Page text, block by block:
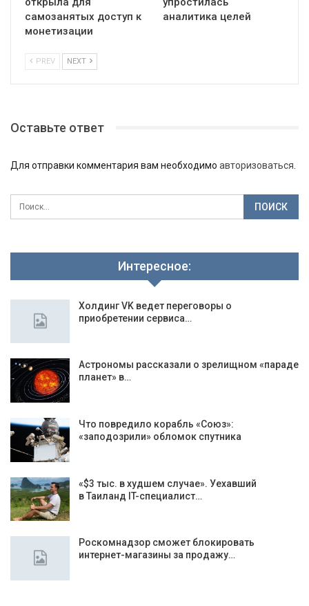
самозанятых доступ к
монетизации
аналитика целей
PREV NEXT
Оставьте ответ
Для отправки комментария вам необходимо авторизоваться
Интересное:
Холдинг VK ведет переговоры о
приобретении сервиса…
Астрономы рассказали о зрелищном «параде
планет» в…
Что повредило корабль «Союз»:
«заподозрили» обломок спутника
«$3 тыс. в худшем случае». Уехавший
в Таиланд IT-специалист…
Роскомнадзор сможет блокировать
интернет-магазины за продажу…